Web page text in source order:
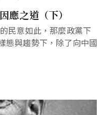
應之道（下）
民意如此，那麼政黨下
態與趨勢下，除了向中國